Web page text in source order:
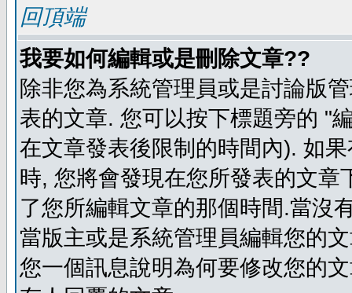
回頂端
我要如何編輯或是刪除文章??
除非您為系統管理員或是討論版
表的文章. 您可以按下標題旁的 "
在文章發表後限制的時間內). 如
時, 您將會發現在您所發表的文
了您所編輯文章的那個時間.當沒
當版主或是系統管理員編輯您的
您一個訊息說明為何要修改您的